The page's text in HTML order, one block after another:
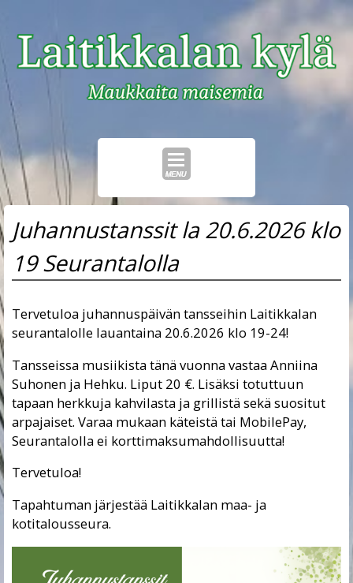
Skip
to
Juhannustanssit la 20.6.2026 klo
19 Seurantalolla
Tervetuloa juhannuspäivän tansseihin Laitikkalan
seurantalolle lauantaina 20.6.2026 klo 19-24!
Tansseissa musiikista tänä vuonna vastaa Anniina
Suhonen ja Hehku. Liput 20 €. Lisäksi totuttuun
tapaan herkkuja kahvilasta ja grillistä sekä suositut
arpajaiset. Varaa mukaan käteistä tai MobilePay,
Seurantalolla ei korttimaksumahdollisuutta!
Tervetuloa!
Tapahtuman järjestää Laitikkalan maa- ja
kotitalousseura.